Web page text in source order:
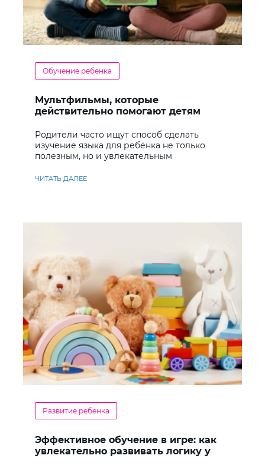
Обучение ребенка
Мультфильмы, которые
действительно помогают детям
Родители часто ищут способ сделать
изучение языка для ребёнка не только
полезным, но и увлекательным
ЧИТАТЬ ДАЛЕЕ
Развитие ребенка
Эффективное обучение в игре: как
увлекательно развивать логику у